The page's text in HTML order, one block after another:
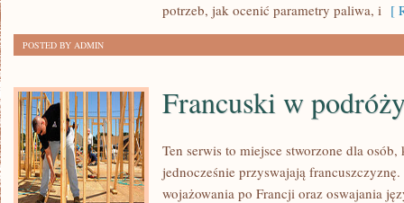
potrzeb, jak ocenić parametry paliwa, i [
POSTED BY ADMIN
Francuski w
Ten serwis to miejsce stworzone dla
jednocześnie przyswajają
wojażowania po Francji oraz oswajania